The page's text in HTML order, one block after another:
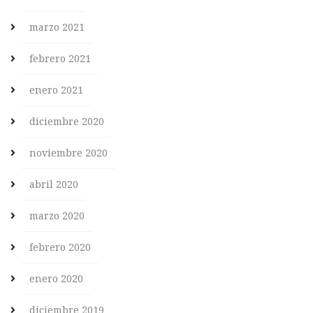
marzo 2021
febrero 2021
enero 2021
diciembre 2020
noviembre 2020
abril 2020
marzo 2020
febrero 2020
enero 2020
diciembre 2019